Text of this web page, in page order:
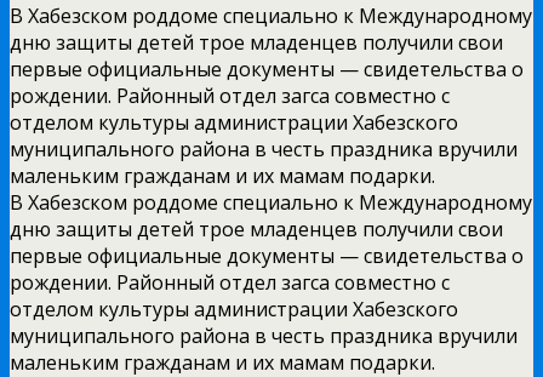
В Хабезском роддоме специально к Международному
дню защиты детей трое младенцев получили свои
первые официальные документы — свидетельства о
рождении. Районный отдел загса совместно с
отделом культуры администрации Хабезского
муниципального района в честь праздника вручили
маленьким гражданам и их мамам подарки.
В Хабезском роддоме специально к Международному
дню защиты детей трое младенцев получили свои
первые официальные документы — свидетельства о
рождении. Районный отдел загса совместно с
отделом культуры администрации Хабезского
муниципального района в честь праздника вручили
маленьким гражданам и их мамам подарки.